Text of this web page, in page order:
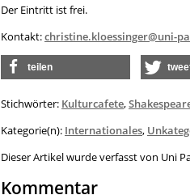
Der Eintritt ist frei.
Kontakt:christine.kloessinger@uni-
teilen
Stichwörter: Kulturcafete,
Kategorie(n): Internationales,
Dieser Artikel wurde verfasst von Uni
Kommentar